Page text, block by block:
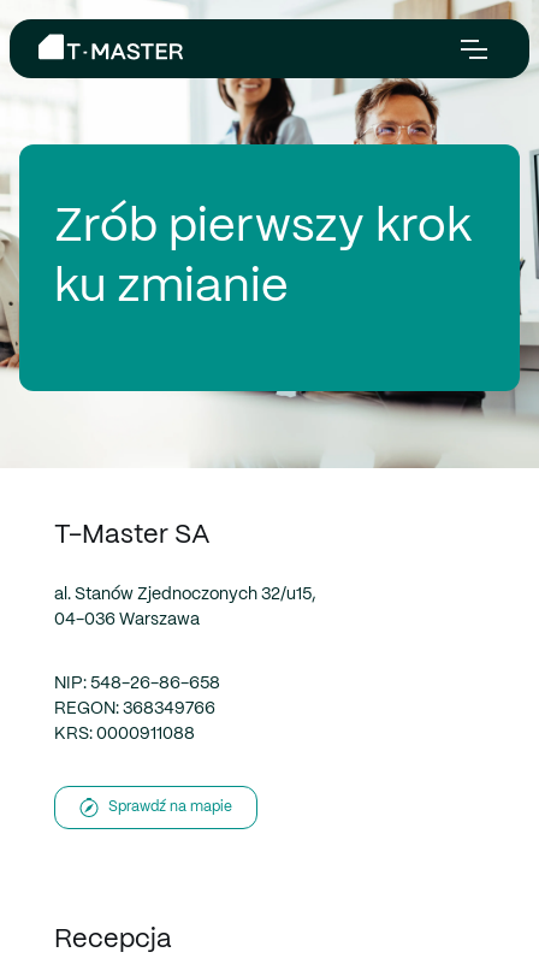
Zrób pierwszy krok
ku zmianie
T-Master SA
al. Stanów Zjednoczonych 32/u15,
04-036 Warszawa
NIP: 548-26-86-658
REGON: 368349766
KRS: 0000911088
Sprawdź na mapie
Recepcja